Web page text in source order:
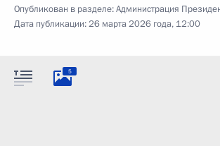
Опубликован в разделе:Администрация
Дата публикации:26 марта 2026 года, 12:00
5